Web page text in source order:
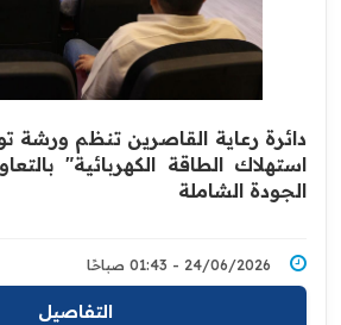
دائرة رعاية القاصرين تنظم ورشة
استهلاك الطاقة الكهربائية"
الجودة الشاملة
24/06/2026 - 01:43 صباحًا
التفاصيل